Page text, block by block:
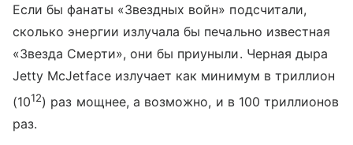
Если бы фанаты «Звездных войн» подсчитали,
сколько энергии излучала бы печально известная
«Звезда Смерти», они бы приуныли. Черная дыра
Jetty McJetface излучает как минимум в триллион
(1012) раз мощнее, а возможно, и в 100 триллионов
раз.